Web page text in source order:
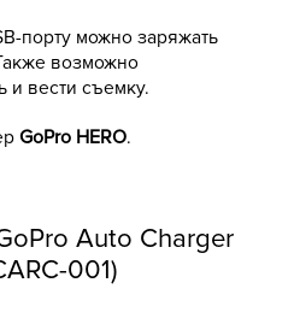
порту можно заряжать
возможно
и вести съемку.
GoPro HERO.
Auto Charger
001)